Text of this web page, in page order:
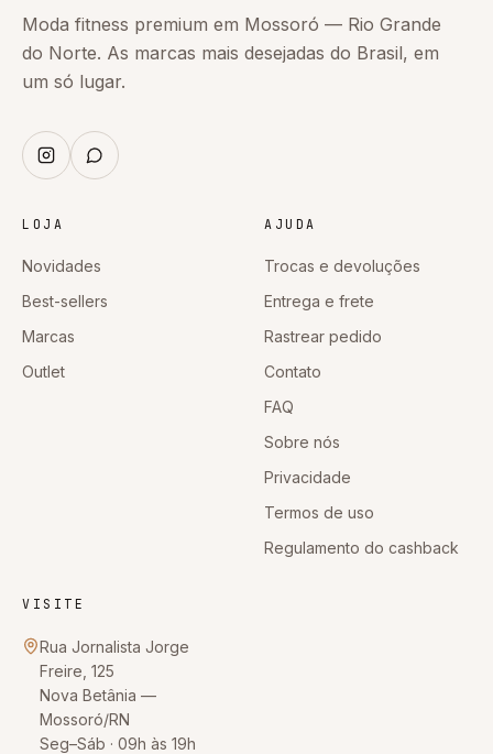
Moda fitness premium em Mossoró — Rio Grande
do Norte. As marcas mais desejadas do Brasil, em
um só lugar.
LOJA
Novidades
Best-sellers
Marcas
Outlet
AJUDA
Trocas e devoluções
Entrega e frete
Rastrear pedido
Contato
FAQ
Sobre nós
Privacidade
Termos de uso
Regulamento do cashback
VISITE
Rua Jornalista Jorge
Freire, 125
Nova Betânia —
Mossoró/RN
Seg–Sáb · 09h às 19h